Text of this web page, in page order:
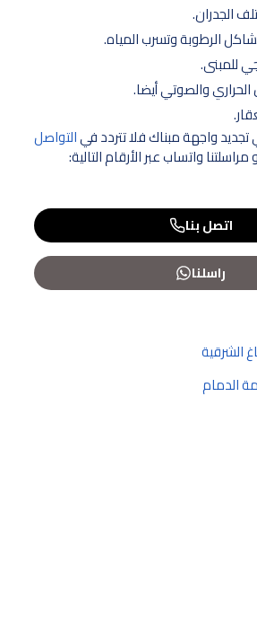
الجدران.
الرطوبة وتسرب المياه.
للمبنى.
والصوتي أيضا.
واجهة مبناك فلا تتردد فيالتواصل
واتساب عبر الأرقام التالية:
اتصل بنا
راسلنا
الشرقية